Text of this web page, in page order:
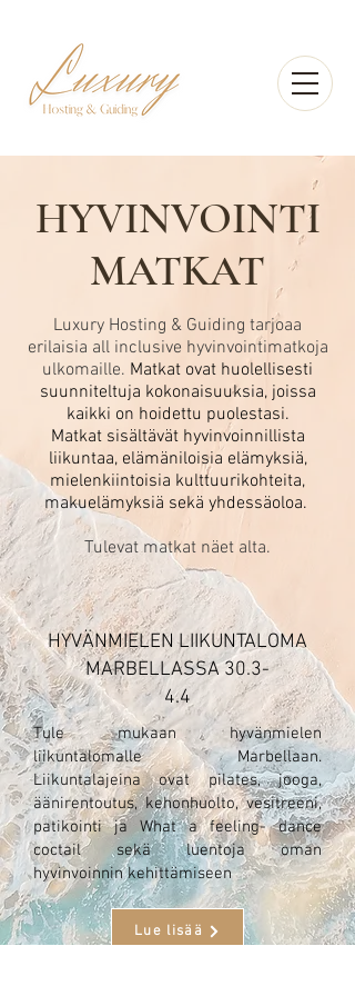
HYVINVOINTI
MATKAT
Luxury Hosting & Guiding tarjoaa
erilaisia all inclusive hyvinvointimatkoja
ulkomaille. Matkat ovat huolellisesti
suunniteltuja kokonaisuuksia, joissa
kaikki on hoidettu puolestasi.
Matkat sisältävät hyvinvoinnillista
liikuntaa, elämäniloisia elämyksiä,
mielenkiintoisia kulttuurikohteita,
makuelämyksiä sekä yhdessäoloa.
Tulevat matkat näet alta.
HYVÄNMIELEN LIIKUNTALOMA
MARBELLASSA 30.3-
4.4
Tule mukaan hyvänmielen
liikuntalomalle Marbellaan.
Liikuntalajeina ovat pilates, jooga,
äänirentoutus, kehonhuolto, vesitreeni,
patikointi ja What a feeling- dance
coctail sekä luentoja oman
hyvinvoinnin kehittämiseen
Lue lisää